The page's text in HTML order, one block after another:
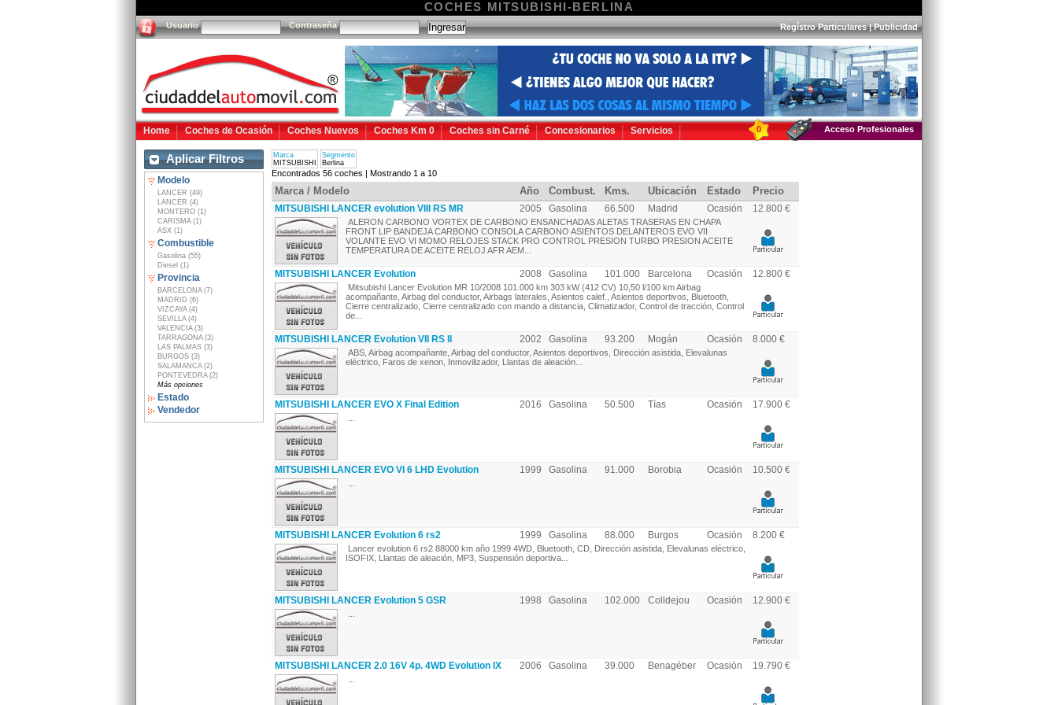
COCHES MITSUBISHI-BERLINA
Usuario Contraseña Regístro Particulares|Publicidad
Home Coches de Ocasión Coches Nuevos Coches Km 0 Coches sin Carné Concesionarios Servicios 0 Acceso Profesionales
Aplicar Filtros
Modelo
LANCER (49)
LANCER (4)
MONTERO (1)
CARISMA (1)
ASX (1)
Combustible
Gasolina (55)
Diesel (1)
Provincia
BARCELONA (7)
MADRID (6)
VIZCAYA (4)
SEVILLA (4)
VALENCIA (3)
TARRAGONA (3)
LAS PALMAS (3)
BURGOS (3)
SALAMANCA (2)
PONTEVEDRA (2)
Más opciones
Estado
Vendedor
Marca
MITSUBISHI
Segmento
Berlina
Encontrados 56 coches | Mostrando 1 a 10
Marca / Modelo Año Combust. Kms. Ubicación Estado Precio
MITSUBISHI LANCER evolution VIII RS MR 2005 Gasolina 66.500 Madrid Ocasión 12.800 €
ALERON CARBONO VORTEX DE CARBONO ENSANCHADAS ALETAS TRASERAS EN CHAPA
FRONT LIP BANDEJA CARBONO CONSOLA CARBONO ASIENTOS DELANTEROS EVO VII
VOLANTE EVO VI MOMO RELOJES STACK PRO CONTROL PRESION TURBO PRESION ACEITE
TEMPERATURA DE ACEITE RELOJ AFR AEM...
MITSUBISHI LANCER Evolution 2008 Gasolina 101.000 Barcelona Ocasión 12.800 €
Mitsubishi Lancer Evolution MR 10/2008 101.000 km 303 kW (412 CV) 10,50 l/100 km Airbag
acompañante, Airbag del conductor, Airbags laterales, Asientos calef., Asientos deportivos, Bluetooth,
Cierre centralizado, Cierre centralizado con mando a distancia, Climatizador, Control de tracción, Control
de...
MITSUBISHI LANCER Evolution VII RS II 2002 Gasolina 93.200 Mogán Ocasión 8.000 €
ABS, Airbag acompañante, Airbag del conductor, Asientos deportivos, Dirección asistida, Elevalunas
eléctrico, Faros de xenon, Inmovilizador, Llantas de aleación...
MITSUBISHI LANCER EVO X Final Edition 2016 Gasolina 50.500 Tías Ocasión 17.900 €
MITSUBISHI LANCER EVO VI 6 LHD Evolution 1999 Gasolina 91.000 Borobia Ocasión 10.500 €
MITSUBISHI LANCER Evolution 6 rs2 1999 Gasolina 88.000 Burgos Ocasión 8.200 €
Lancer evolution 6 rs2 88000 km año 1999 4WD, Bluetooth, CD, Dirección asistida, Elevalunas eléctrico,
ISOFIX, Llantas de aleación, MP3, Suspensión deportiva...
MITSUBISHI LANCER Evolution 5 GSR 1998 Gasolina 102.000 Colldejou Ocasión 12.900 €
MITSUBISHI LANCER 2.0 16V 4p. 4WD Evolution IX 2006 Gasolina 39.000 Benagéber Ocasión 19.790 €